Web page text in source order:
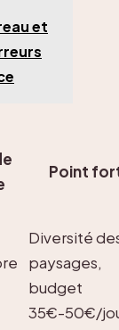
et
Point
Diversité
paysages,
budget
35€-50€/